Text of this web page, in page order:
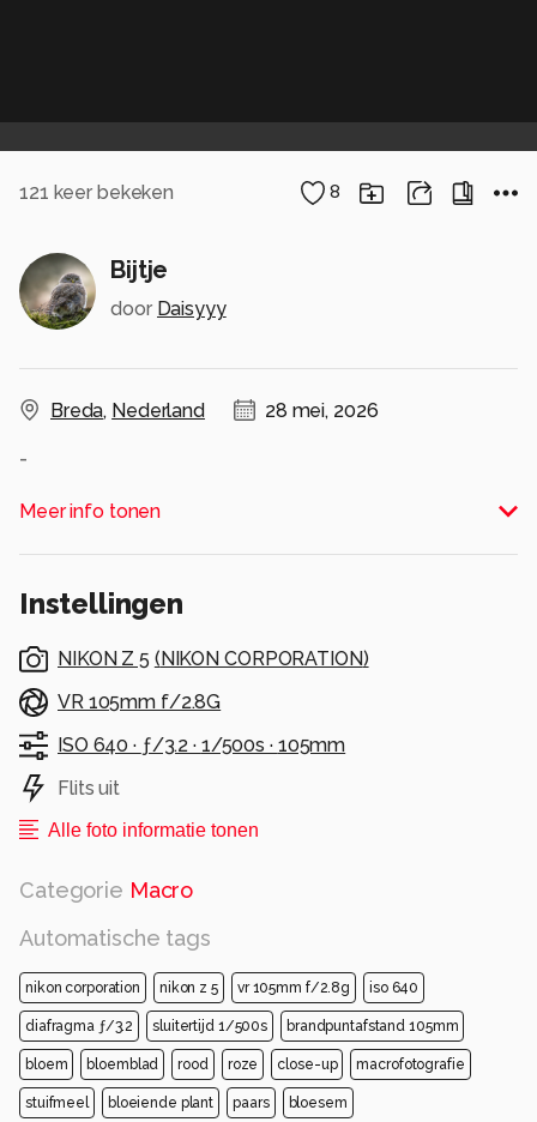
121 keer bekeken 8
Bijtje
door Daisyyy
Breda, Nederland 28 mei, 2026
-
Alle rechten voorbehouden
Meer info tonen
Instellingen
NIKON Z 5 (NIKON CORPORATION)
VR 105mm f/2.8G
ISO 640 · ƒ/3.2 · 1/500s · 105mm
Flits uit
Alle foto informatie tonen
Categorie Macro
Automatische tags
nikon corporation nikon z 5 vr 105mm f/2.8g iso 640
diafragma ƒ/3.2 sluitertijd 1/500s brandpuntafstand 105mm
bloem bloemblad rood roze close-up macrofotografie
stuifmeel bloeiende plant paars bloesem